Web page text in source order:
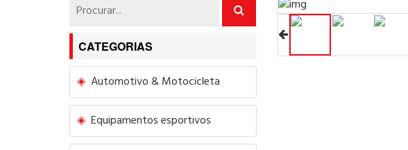
CATEGORIAS
Automotivo & Motocicleta
Equipamentos esportivos